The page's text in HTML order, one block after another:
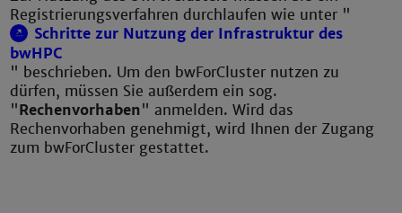
Registrierungsverfahren durchlaufen wie unter "
Schritte zur Nutzung der Infrastruktur des
bwHPC
" beschrieben. Um den bwForCluster nutzen zu
dürfen, müssen Sie außerdem ein sog.
"Rechenvorhaben" anmelden. Wird das
Rechenvorhaben genehmigt, wird Ihnen der Zugang
zum bwForCluster gestattet.